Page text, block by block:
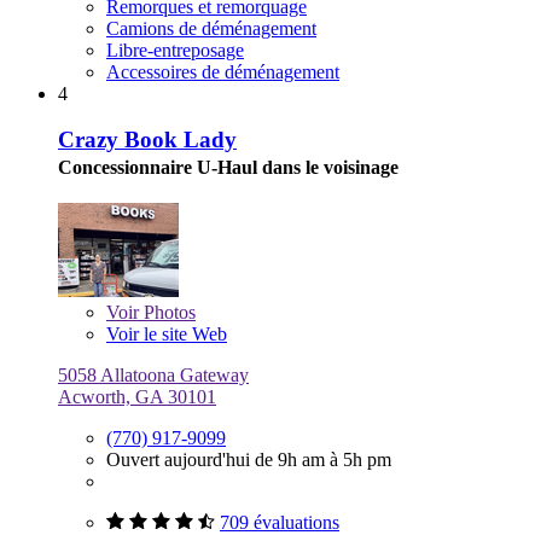
Remorques et remorquage
Camions de déménagement
Libre-entreposage
Accessoires de déménagement
4
Crazy Book Lady
Concessionnaire U-Haul dans le voisinage
VoirPhotos
Voir le site Web
5058 Allatoona Gateway
Acworth, GA 30101
(770) 917-9099
Ouvert aujourd'hui de 9h am à 5h pm
709 évaluations